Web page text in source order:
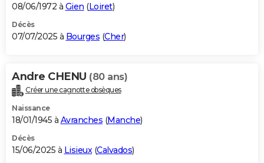
08/06/1972 à Gien (Loiret)
Décès
07/07/2025 à Bourges (Cher)
Andre CHENU (80 ans)
Créer une cagnotte obsèques
Naissance
18/01/1945 à Avranches (Manche)
Décès
15/06/2025 à Lisieux(Calvados)